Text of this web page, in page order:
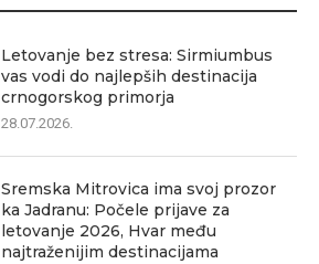
Letovanje bez stresa: Sirmiumbus
vas vodi do najlepših destinacija
crnogorskog primorja
28.07.2026.
Sremska Mitrovica ima svoj prozor
ka Jadranu: Počele prijave za
letovanje 2026, Hvar među
najtraženijim destinacijama